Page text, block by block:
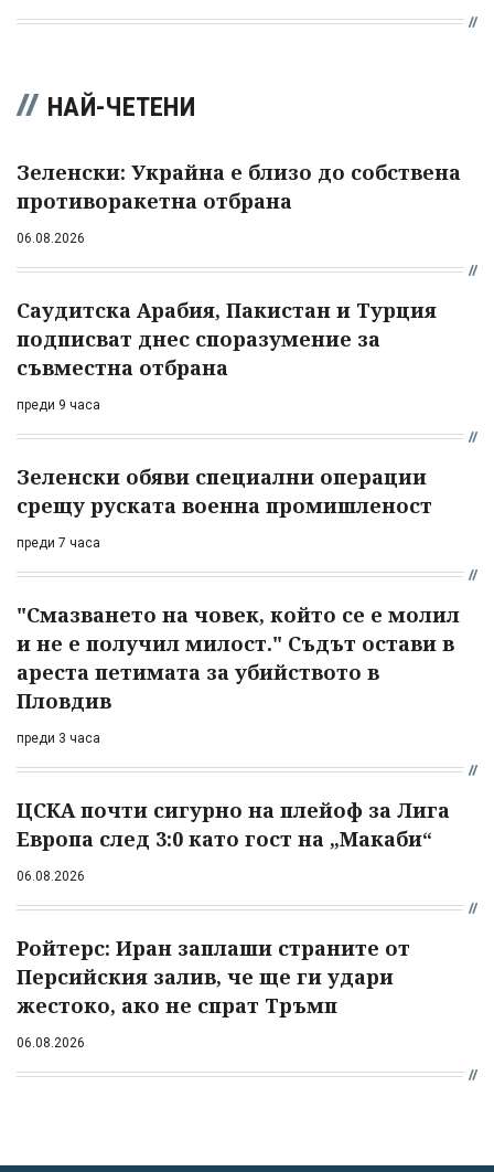
НАЙ-ЧЕТЕНИ
Зеленски: Украйна е близо до собствена
противоракетна отбрана
06.08.2026
Саудитска Арабия, Пакистан и Турция
подписват днес споразумение за
съвместна отбрана
преди 9 часа
Зеленски обяви специални операции
срещу руската военна промишленост
преди 7 часа
"Смазването на човек, който се е молил
и не е получил милост." Съдът остави в
ареста петимата за убийството в
Пловдив
преди 3 часа
ЦСКА почти сигурно на плейоф за Лига
Европа след 3:0 като гост на „Макаби“
06.08.2026
Ройтерс: Иран заплаши страните от
Персийския залив, че ще ги удари
жестоко, ако не спрат Тръмп
06.08.2026